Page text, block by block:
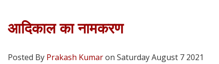
आदिकाल का नामकरण
Posted By Prakash Kumaron Saturday August 7 2021